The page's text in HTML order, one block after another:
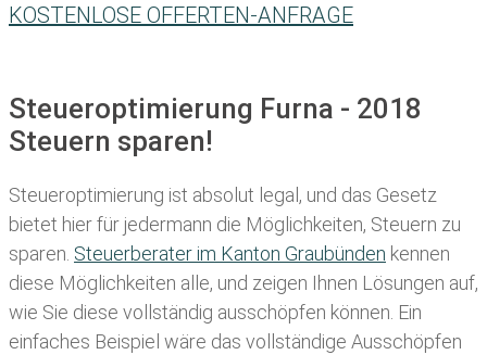
KOSTENLOSE OFFERTEN-ANFRAGE
Steueroptimierung Furna - 2018
Steuern sparen!
Steueroptimierung ist absolut legal, und das Gesetz
bietet hier für jedermann die Möglichkeiten, Steuern zu
sparen. Steuerberater im K anton Graubünden kennen
diese Möglichkeiten alle, und zeigen Ihnen Lösungen auf,
wie Sie diese vollständig ausschöpfen können. Ein
einfaches Beispiel wäre das vollständige Ausschöpfen